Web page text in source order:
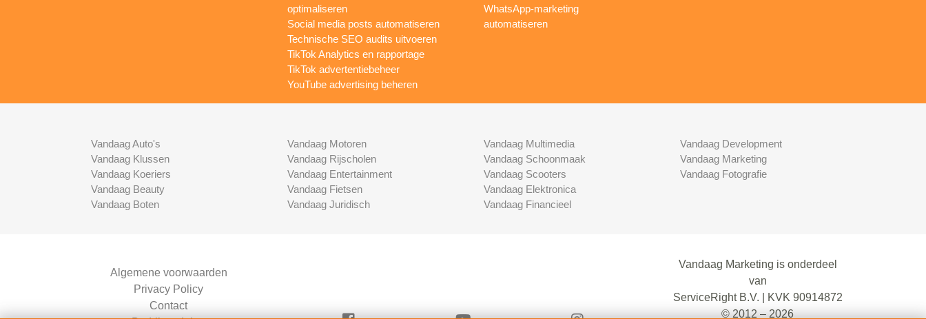
optimaliseren
Social media posts automatiseren
Technische SEO audits uitvoeren
TikTok Analytics en rapportage
TikTok advertentiebeheer
YouTube advertising beheren
WhatsApp-marketing
automatiseren
Vandaag Auto's
Vandaag Klussen
Vandaag Koeriers
Vandaag Beauty
Vandaag Boten
Vandaag Motoren
Vandaag Rijscholen
Vandaag Entertainment
Vandaag Fietsen
Vandaag Juridisch
Vandaag Multimedia
Vandaag Schoonmaak
Vandaag Scooters
Vandaag Elektronica
Vandaag Financieel
Vandaag Development
Vandaag Marketing
Vandaag Fotografie
Algemene voorwaarden
Privacy Policy
Contact
Vandaag Marketing is onderdeel
van
ServiceRight B.V. | KVK 90914872
© 2012 – 2026